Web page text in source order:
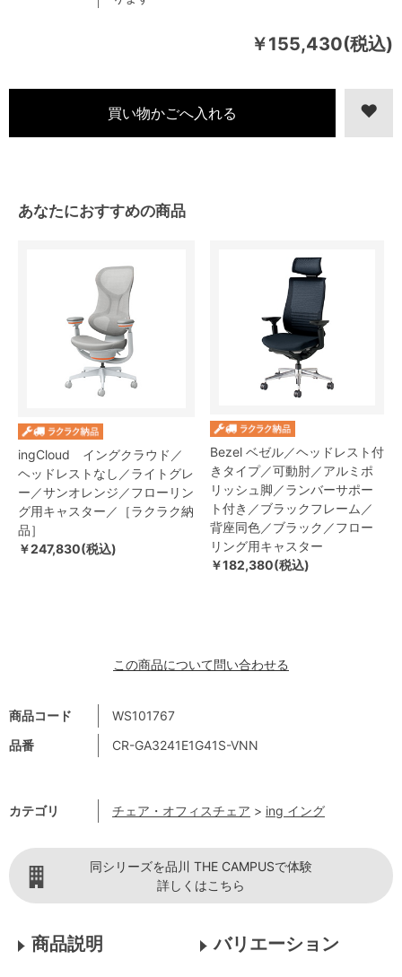
￥155,430(税込)
商品コード
WS101767
品番
CR-GA3241E1G41S-VNN
カテゴリ チェア・オフィスチェア > ing イング
あなたにおすすめの商品
ingCloud イングクラウド／
ヘッドレストなし／ライトグレ
ー／サンオレンジ／フローリン
グ用キャスター／［ラクラク納
品］
￥247,830(税込)
Bezel ベゼル／ヘッドレスト付
きタイプ／可動肘／アルミポ
リッシュ脚／ランバーサポー
ト付き／ブラックフレーム／
背座同色／ブラック／フロー
リング用キャスター
￥182,380(税込)
この商品について問い合わせる
同シリーズを品川 THE CAMPUSで体験
詳しくはこちら
商品説明 バリエーション